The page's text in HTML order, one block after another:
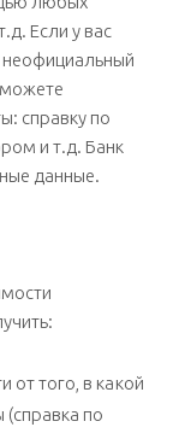
Если у вас
неофициальный
справку по
и т.д. Банк
данные.
от того, в какой
по